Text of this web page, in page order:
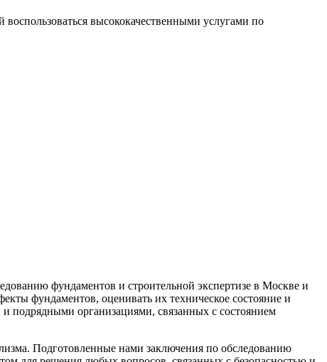
высококачественными услугами по
фундаментов и строительной экспертизе в Москве и
фундаментов, оценивать их техническое состояние и
подрядными организациями, связанных с состоянием
Подготовленные нами заключения по обследованию